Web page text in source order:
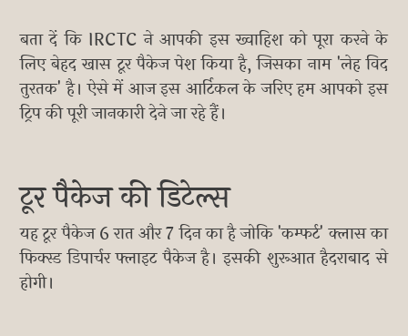
बता दें कि IRCTC ने आपकी इस ख्वाहिश को पूरा करने के
लिए बेहद खास टूर पैकेज पेश किया है, जिसका नाम 'लेह विद
तुरतक' है। ऐसे में आज इस आर्टिकल के जरिए हम आपको इस
ट्रिप की पूरी जानकारी देने जा रहे हैं।
टूर पैकेज की डिटेल्स
यह टूर पैकेज 6 रात और 7 दिन का है जोकि 'कम्फर्ट' क्लास का
फिक्स्ड डिपार्चर फ्लाइट पैकेज है। इसकी शुरूआत हैदराबाद से
होगी।